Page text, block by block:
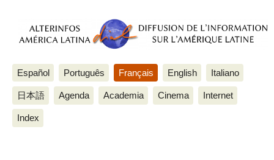
Español Português Français English Italiano
日本語 Agenda Academia Cinema Internet
Index